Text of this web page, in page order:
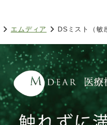
エムディア DSミスト（敏